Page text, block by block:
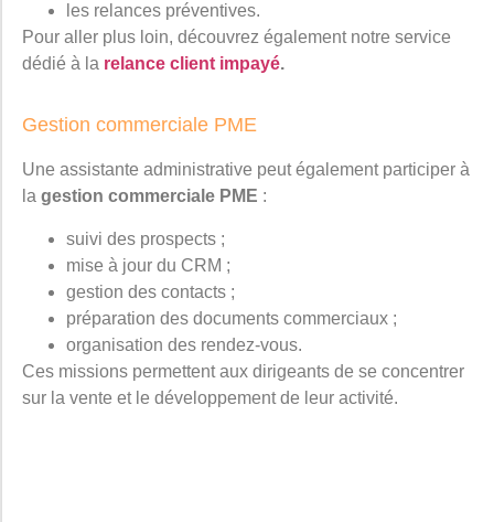
les relances préventives.
Pour aller plus loin, découvrez également notre service
dédié à la relance client impayé.
Gestion commerciale PME
Une assistante administrative peut également participer à
la gestion commerciale PME :
suivi des prospects ;
mise à jour du CRM ;
gestion des contacts ;
préparation des documents commerciaux ;
organisation des rendez-vous.
Ces missions permettent aux dirigeants de se concentrer
sur la vente et le développement de leur activité.